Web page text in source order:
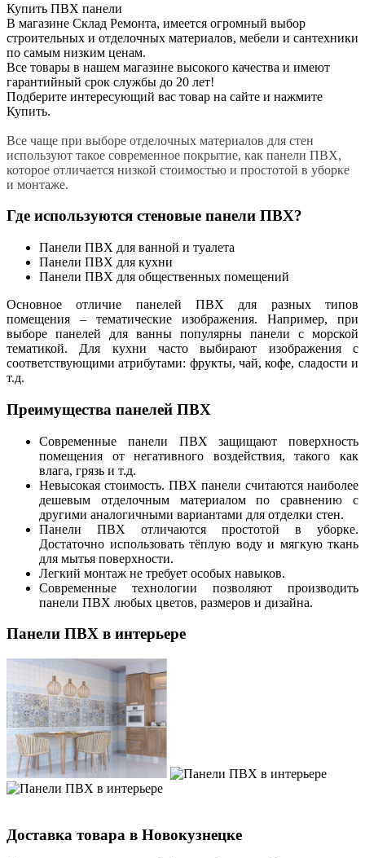
Купить ПВХ панели
В магазине Склад Ремонта, имеется огромный выбор
строительных и отделочных материалов, мебели и сантехники
по самым низким ценам.
Все товары в нашем магазине высокого качества и имеют
гарантийный срок службы до 20 лет!
Подберите интересующий вас товар на сайте и нажмите
Купить.
Все чаще при выборе отделочных материалов для стен
используют такое современное покрытие, как панели ПВХ,
которое отличается низкой стоимостью и простотой в уборке
и монтаже.
Где используются стеновые панели ПВХ?
Панели ПВХ для ванной и туалета
Панели ПВХ для кухни
Панели ПВХ для общественных помещений
Основное отличие панелей ПВХ для разных типов
помещения – тематические изображения. Например, при
выборе панелей для ванны популярны панели с морской
тематикой. Для кухни часто выбирают изображения с
соответствующими атрибутами: фрукты, чай, кофе, сладости и
т.д.
Преимущества панелей ПВХ
Современные панели ПВХ защищают поверхность
помещения от негативного воздействия, такого как
влага, грязь и т.д.
Невысокая стоимость. ПВХ панели считаются наиболее
дешевым отделочным материалом по сравнению с
другими аналогичными вариантами для отделки стен.
Панели ПВХ отличаются простотой в уборке.
Достаточно использовать тёплую воду и мягкую ткань
для мытья поверхности.
Легкий монтаж не требует особых навыков.
Современные технологии позволяют производить
панели ПВХ любых цветов, размеров и дизайна.
Панели ПВХ в интерьере
Доставка товара в Новокузнецке